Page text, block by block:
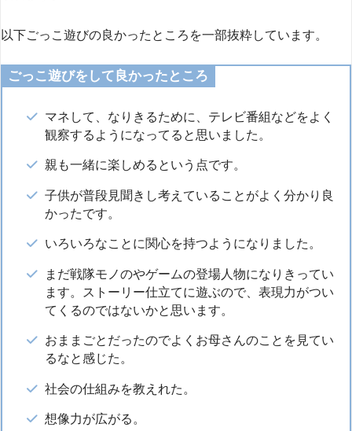
以下ごっこ遊びの良かったところを一部抜粋しています。
ごっこ遊びをして良かったところ
マネして、なりきるために、テレビ番組などをよく
観察するようになってると思いました。
親も一緒に楽しめるという点です。
子供が普段見聞きし考えていることがよく分かり良
かったです。
いろいろなことに関心を持つようになりました。
まだ戦隊モノのやゲームの登場人物になりきってい
ます。ストーリー仕立てに遊ぶので、表現力がつい
てくるのではないかと思います。
おままごとだったのでよくお母さんのことを見てい
るなと感じた。
社会の仕組みを教えれた。
想像力が広がる。